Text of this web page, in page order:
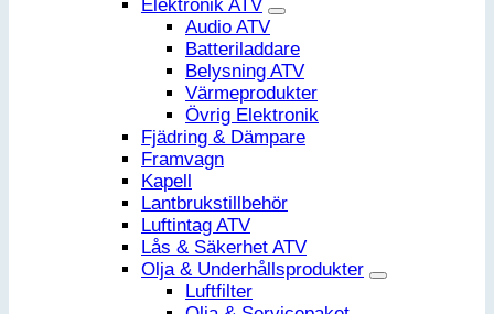
Elektronik ATV
Audio ATV
Batteriladdare
Belysning ATV
Värmeprodukter
Övrig Elektronik
Fjädring & Dämpare
Framvagn
Kapell
Lantbrukstillbehör
Luftintag ATV
Lås & Säkerhet ATV
Olja & Underhållsprodukter
Luftfilter